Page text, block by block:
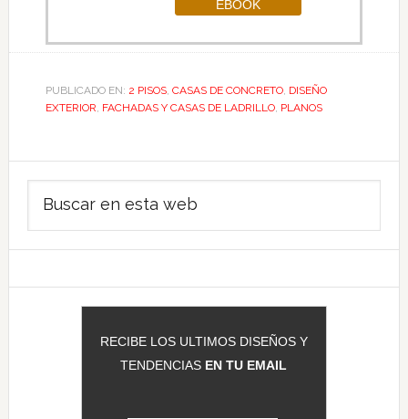
PUBLICADO EN: 2 PISOS, CASAS DE CONCRETO, DISEÑO
EXTERIOR FACHADAS Y CASAS DE LADRILLO, PLANOS
Barra
lateral
principal
RECIBE LOS ULTIMOS DISEÑOS Y
TENDENCIAS EN TU EMAIL